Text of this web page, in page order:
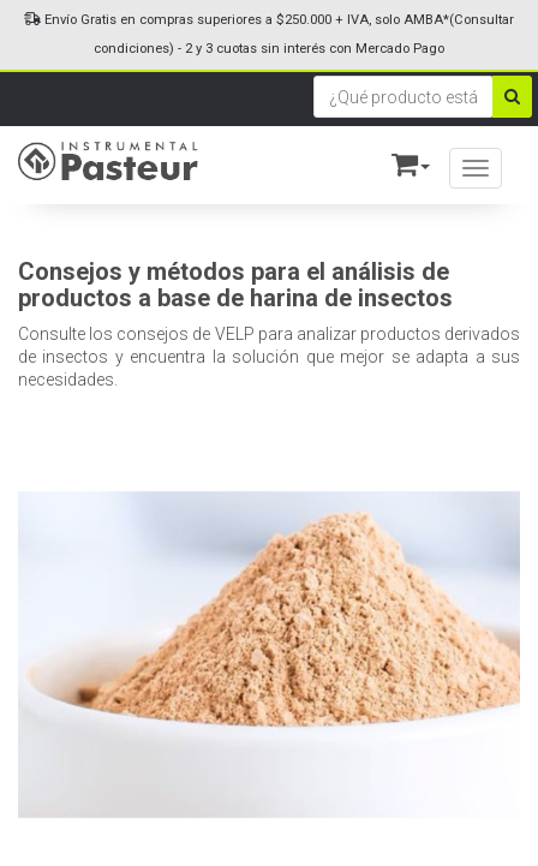
Toggle
Envío Gratis en compras superiores a $250.000 + IVA, solo AMBA*(Consultar
condiciones) - 2 y 3 cuotas sin interés con Mercado Pago
Consejos y métodos para el análisis de
productos a base de harina de insectos
Consulte los consejos de VELP para analizar productos derivados
de insectos y encuentra la solución que mejor se adapta a sus
necesidades.